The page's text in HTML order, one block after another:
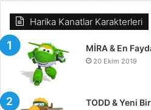
Harika Kanatlar Karakterleri
MİRA & En
20 Ekim 2019
TODD & Yeni